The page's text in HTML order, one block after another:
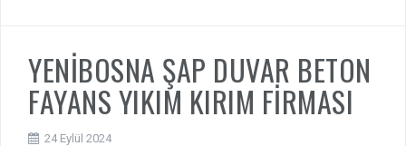
YENİBOSNA ŞAP DUVAR BETON
FAYANS YIKIM KIRIM FİRMASI
24 Eylül 2024